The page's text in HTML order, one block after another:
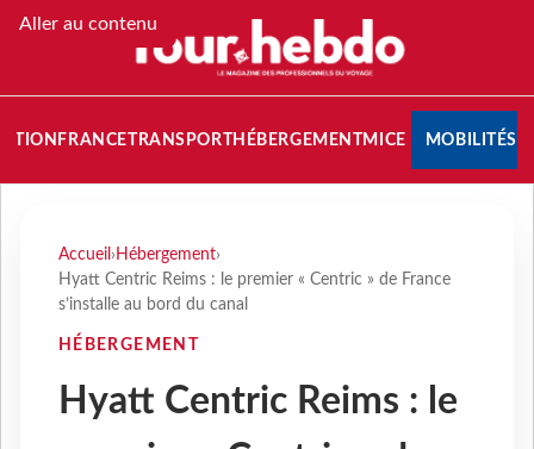
Aller au contenu
FRANCETRANSPORT HÉBERGEMENTMICE MOBILITÉS
Accueil › Hébergement›
Hyatt Centric Reims : le premier « Centric » de France
s’installe au bord du canal
HÉBERGEMENT
Hyatt Centric Reims : le